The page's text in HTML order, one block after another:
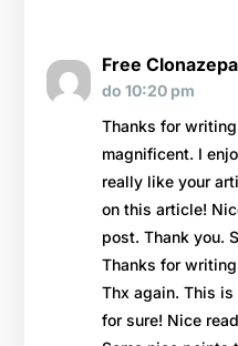
Free
do 10:20 pm
Thanks for
magnificent. I
really like your
on this article!
post. Thank you.
Thanks for writing
Thx again. This
for sure! Nice